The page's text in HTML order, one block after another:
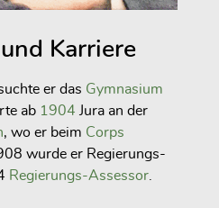
Karriere
er das Gymnasium
ab 1904 Jura an der
, wo er beim Corps
wurde er Regierungs-
Regierungs-Assessor.